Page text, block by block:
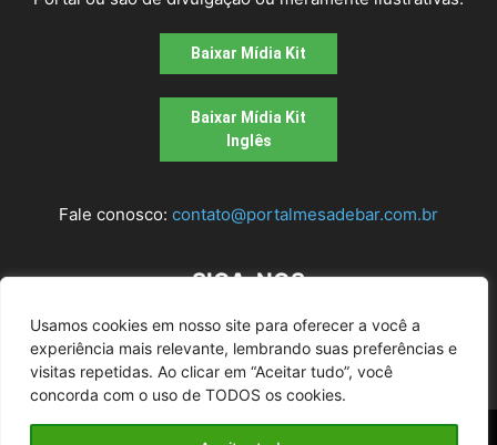
Usamos cookies em nosso site para oferecer a você a
experiência mais relevante, lembrando suas preferências e
visitas repetidas. Ao clicar em “Aceitar tudo”, você
concorda com o uso de TODOS os cookies.
Baixar Mídia Kit
Baixar Mídia Kit
Inglês
Fale conosco: contato@portalmesadebar.com.br
SIGA-NOS
Mesa de bar | Todos os Direitos Reservados |